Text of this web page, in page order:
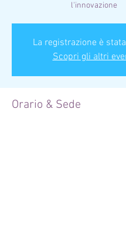
l'innovazione
La registrazione è
Scopri gli altri
Orario & Sede